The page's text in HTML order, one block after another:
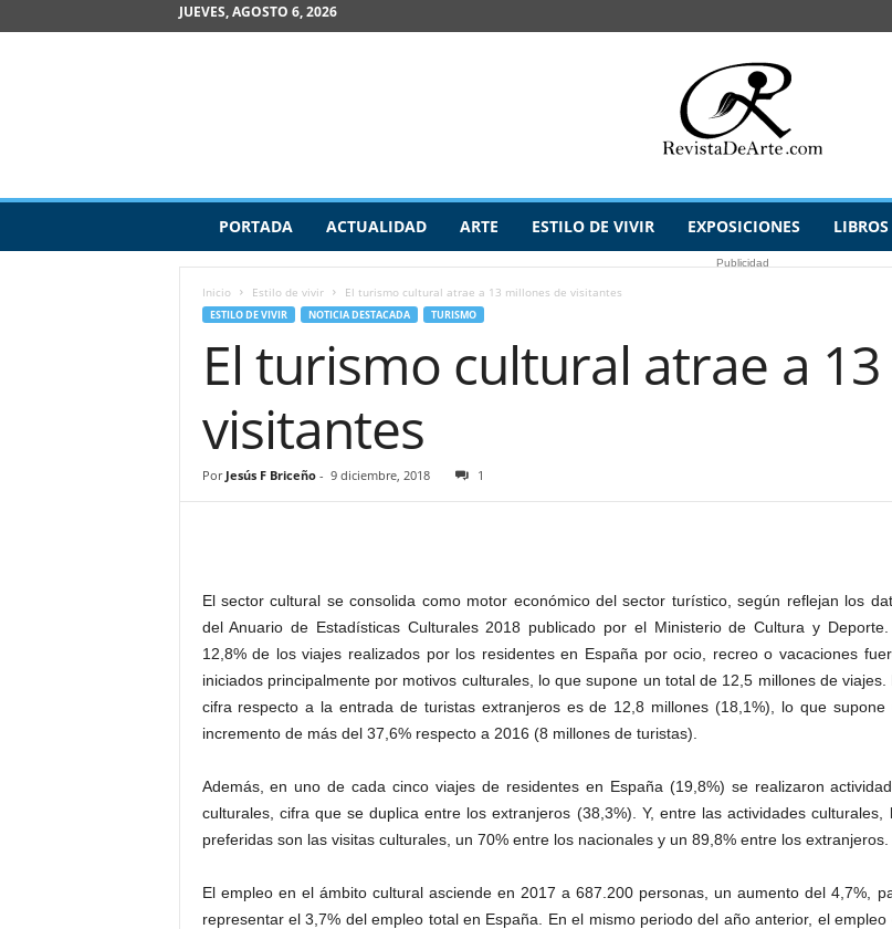
JUEVES, AGOSTO 6, 2026
v
PORTADA ACTUALIDAD ARTE ESTILO DE VIVIR EXPOSICIONES LIBROS
Publicidad
Inicio Estilo de vivir El turismo cultural atrae a 13 millones de visitantes
ESTILO DE VIVIR NOTICIA DESTACADA TURISMO
El turismo cultural atrae a
visitantes
Por Jesús F Briceño- 9 diciembre, 2018 1
El sector cultural se consolida como motor económico del sector turístico, según reflejan los
del Anuario de Estadísticas Culturales 2018 publicado por el Ministerio de Cultura y Deporte.
12,8% de los viajes realizados por los residentes en España por ocio, recreo o vacaciones
iniciados principalmente por motivos culturales, lo que supone un total de 12,5 millones de viajes.
cifra respecto a la entrada de turistas extranjeros es de 12,8 millones (18,1%), lo que supone
incremento de más del 37,6% respecto a 2016 (8 millones de turistas).
Además, en uno de cada cinco viajes de residentes en España (19,8%) se realizaron
culturales, cifra que se duplica entre los extranjeros (38,3%). Y, entre las actividades culturales,
preferidas son las visitas culturales, un 70% entre los nacionales y un 89,8% entre los extranjeros.
El empleo en el ámbito cultural asciende en 2017 a 687.200 personas, un aumento del 4,7%,
representar el 3,7% del empleo total en España. En el mismo periodo del año anterior, el empleo